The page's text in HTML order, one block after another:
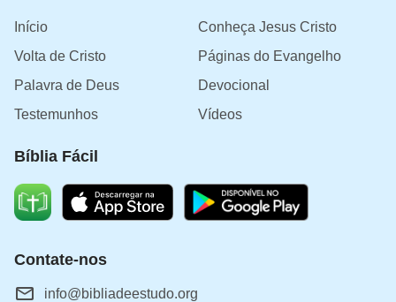
Início
Conheça Jesus Cristo
Volta de Cristo
Páginas do Evangelho
Palavra de Deus
Devocional
Testemunhos
Vídeos
Bíblia Fácil
Contate-nos
info@bibliadeestudo.org